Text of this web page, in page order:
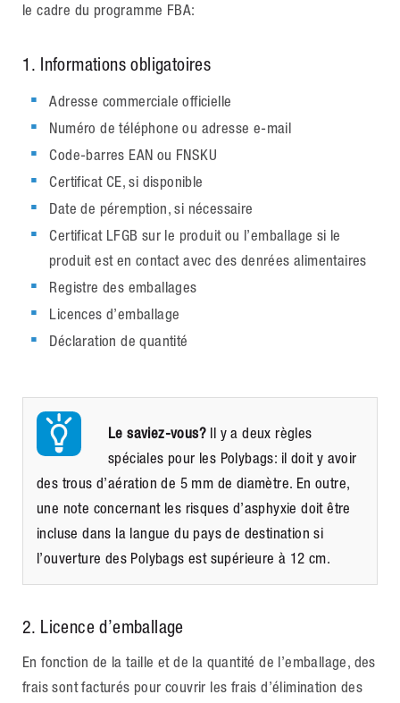
le cadre du programme FBA:
1. Informations obligatoires
Adresse commerciale officielle
Numéro de téléphone ou adresse e-mail
Code-barres EAN ou FNSKU
Certificat CE, si disponible
Date de péremption, si nécessaire
Certificat LFGB sur le produit ou l’emballage si le
produit est en contact avec des denrées alimentaires
Registre des emballages
Licences d’emballage
Déclaration de quantité
Le saviez-vous? Il y a deux règles
spéciales pour les Polybags: il doit y avoir
des trous d’aération de 5 mm de diamètre. En outre,
une note concernant les risques d’asphyxie doit être
incluse dans la langue du pays de destination si
l’ouverture des Polybags est supérieure à 12 cm.
2. Licence d’emballage
En fonction de la taille et de la quantité de l’emballage, des
frais sont facturés pour couvrir les frais d’élimination des